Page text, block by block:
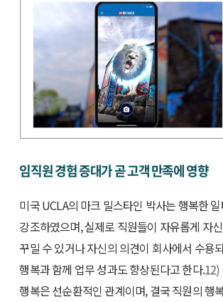
임직원 경험 증대가 곧 고객 만족에 영향
미국 UCLA의 마크 밀스타인 박사는 행복한
강조하였으며, 실제로 직원들이 자유롭게 자
꾸밀 수 있거나 자신의 의견이 회사에서 수용
행복과 함께 업무 성과도 향상된다고 한다.12)
행복은 선순환적인 관계이며, 결국 직원의 행